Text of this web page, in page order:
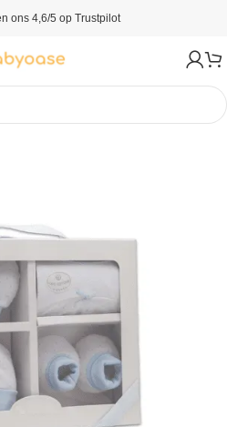
ons 4,6/5 op Trustpilot